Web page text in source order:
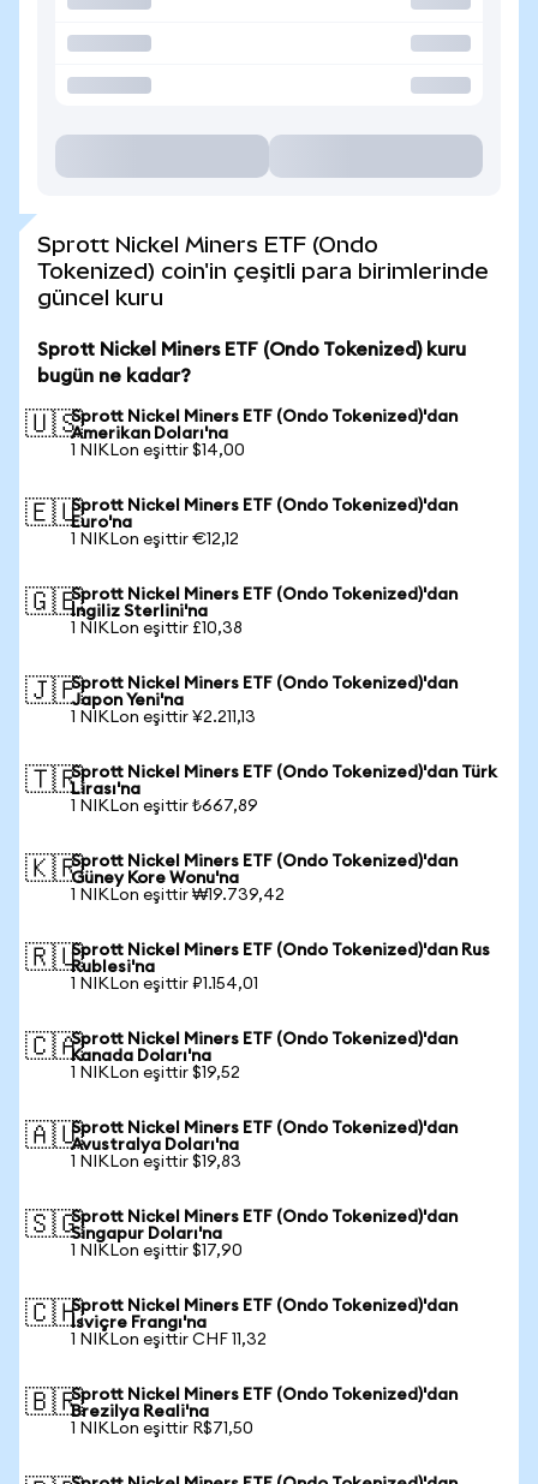
Sprott Nickel Miners ETF (Ondo
Tokenized) coin'in çeşitli para birimlerinde
güncel kuru
Sprott Nickel Miners ETF (Ondo Tokenized) kuru
bugün ne kadar?
🇺🇸Sprott Nickel Miners ETF (Ondo Tokenized)'dan
Amerikan Doları'na
1 NIKLon eşittir $14,00
🇪🇺Sprott Nickel Miners ETF (Ondo Tokenized)'dan
Euro'na
1 NIKLon eşittir €12,12
🇬🇧Sprott Nickel Miners ETF (Ondo Tokenized)'dan
İngiliz Sterlini'na
1 NIKLon eşittir £10,38
🇯🇵Sprott Nickel Miners ETF (Ondo Tokenized)'dan
Japon Yeni'na
1 NIKLon eşittir ¥2.211,13
🇹🇷Sprott Nickel Miners ETF (Ondo Tokenized)'dan Türk
Lirası'na
1 NIKLon eşittir ₺667,89
🇰🇷Sprott Nickel Miners ETF (Ondo Tokenized)'dan
Güney Kore Wonu'na
1 NIKLon eşittir ₩19.739,42
🇷🇺Sprott Nickel Miners ETF (Ondo Tokenized)'dan Rus
Rublesi'na
1 NIKLon eşittir ₽1.154,01
🇨🇦Sprott Nickel Miners ETF (Ondo Tokenized)'dan
Kanada Doları'na
1 NIKLon eşittir $19,52
🇦🇺Sprott Nickel Miners ETF (Ondo Tokenized)'dan
Avustralya Doları'na
1 NIKLon eşittir $19,83
🇸🇬Sprott Nickel Miners ETF (Ondo Tokenized)'dan
Singapur Doları'na
1 NIKLon eşittir $17,90
🇨🇭Sprott Nickel Miners ETF (Ondo Tokenized)'dan
İsviçre Frangı'na
1 NIKLon eşittir CHF 11,32
🇧🇷Sprott Nickel Miners ETF (Ondo Tokenized)'dan
Brezilya Reali'na
1 NIKLon eşittir R$71,50